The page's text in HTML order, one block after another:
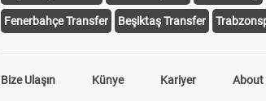
Fenerbahçe Transfer Beşiktaş Transfer
Bize Ulaşın Künye Kariyer About